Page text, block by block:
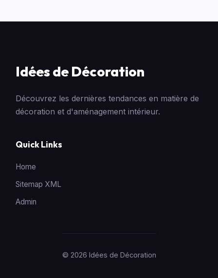
Idées de Décoration
Découvrez les dernières tendances en matière de
décoration et d'aménagement intérieur.
Quick Links
Home
Sitemap XML
Admin
© 2026 Idées de Décoration